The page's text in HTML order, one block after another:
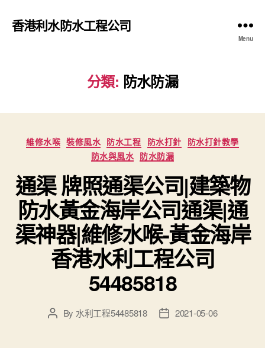
香港利水防水工程公司
Menu
分類: 防水防漏
Categories
維修水喉 裝修風水 防水工程 防水打針 防水打針教學
防水與風水 防水防漏
通渠 牌照通渠公司|建築物
防水黃金海岸公司通渠|通
渠神器|維修水喉-黃金海岸
香港水利工程公司
54485818
PostBy 水利工程54485818
Post2021-05-06